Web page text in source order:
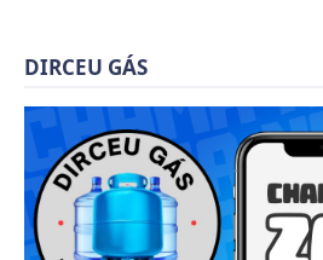
DIRCEU GÁS